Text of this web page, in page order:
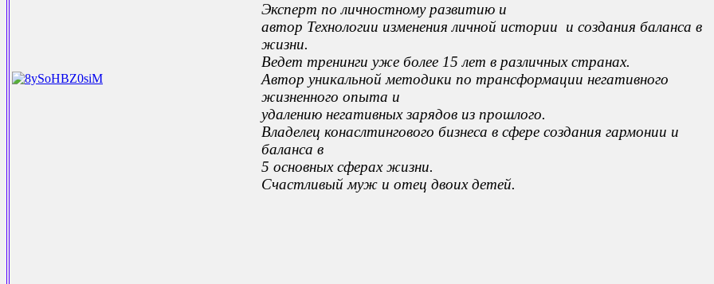
Эксперт по личностному развитию и
автор Технологии изменения личной истории и создания баланса в
жизни.
Ведет тренинги уже более 15 лет в различных странах.
Автор уникальной методики по трансформации негативного
жизненного опыта и
удалению негативных зарядов из прошлого.
Владелец конаслтингового бизнеса в сфере создания гармонии и
баланса в
5 основных сферах жизни.
Счастливый муж и отец двоих детей.